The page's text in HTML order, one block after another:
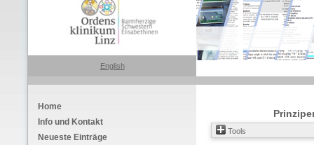
English
Home
Info und Kontakt
Neueste Einträge
Tools